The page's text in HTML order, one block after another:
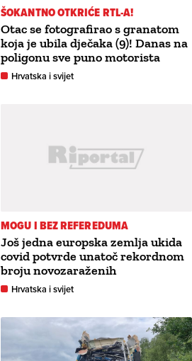
ŠOKANTNO OTKRIĆE RTL-A!
Otac se fotografirao s granatom
koja je ubila dječaka (9)! Danas na
poligonu sve puno motorista
Hrvatska i svijet
MOGU I BEZ REFEREDUMA
Još jedna europska zemlja ukida
covid potvrde unatoč rekordnom
broju novozaraženih
Hrvatska i svijet